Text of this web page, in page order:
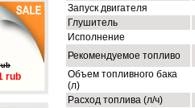
rub
Запуск двигателя
Глушитель
Исполнение
Рекомендуемое топливо
Объем топливного бака
(л)
Расход топлива (л/ч)